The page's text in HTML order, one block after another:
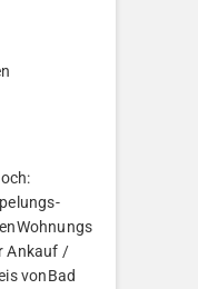
Ankauf /
vonBad